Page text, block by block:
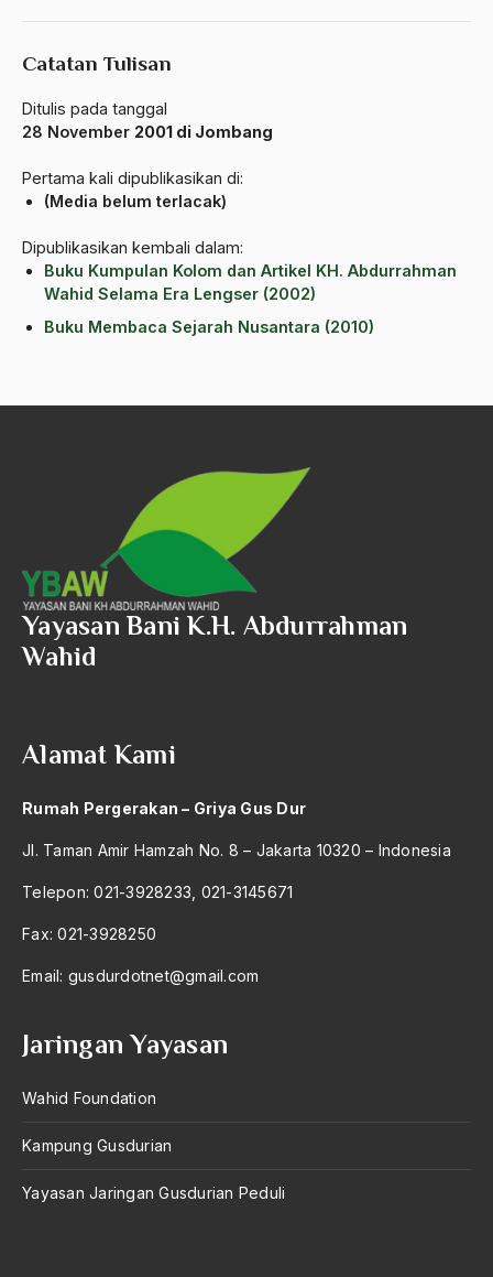
Catatan Tulisan
Ditulis pada tanggal
28 November 2001 di Jombang
Pertama kali dipublikasikan di:
(Media belum terlacak)
Dipublikasikan kembali dalam:
Buku Kumpulan Kolom dan Artikel KH. Abdurrahman
Wahid Selama Era Lengser (2002)
Buku Membaca Sejarah Nusantara (2010)
Akademi Jakarta
Akbar tanjung
Akhlaq
Akidah
Aktivis
Aktivis Muda
akulturasi budaya
Al-Ghazali
Al-Ikhwanu Al-Muslimun
Al-Ikhwanul Muslimin
Al-Maududi
Ali Sidikin
Alistair Cook
Yayasan Bani K.H. Abdurrahman
Wahid
Alamat Kami
Rumah Pergerakan – Griya Gus Dur
Jl. Taman Amir Hamzah No. 8 – Jakarta 10320 – Indonesia
Telepon: 021-3928233, 021-3145671
Fax: 021-3928250
Email: gusdurdotnet@gmail.com
Jaringan Yayasan
Wahid Foundation
Kampung Gusdurian
Yayasan Jaringan Gusdurian Peduli